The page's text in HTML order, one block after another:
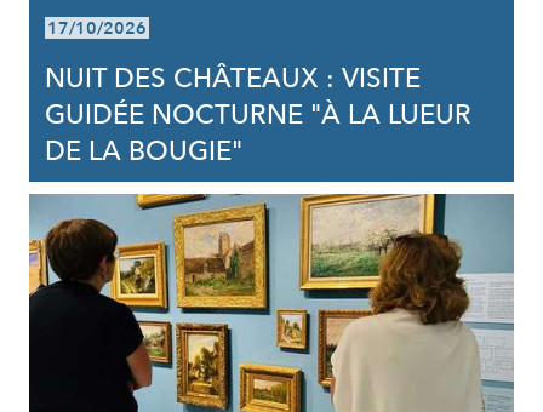
17/10/2026
NUIT DES CHÂTEAUX : VISITE
GUIDÉE NOCTURNE "À LA LUEUR
DE LA BOUGIE"